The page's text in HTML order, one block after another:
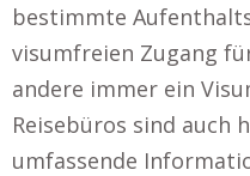
bestimmte
visumfreien Zugang
andere immer ein
Reisebüros sind auch
umfassende